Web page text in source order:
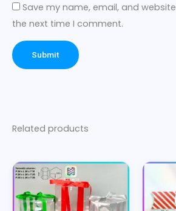
Save my name, email, and
the next time I comment.
Related products
Price
range:
Rp38.365
This
product
has